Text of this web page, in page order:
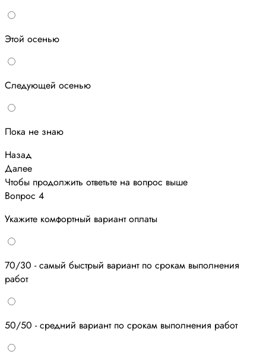
Этой осенью
Следующей осенью
Пока не знаю
Назад
Далее
Чтобы продолжить ответьте на вопрос выше
Вопрос 4
Укажите комфортный вариант оплаты
70/30 - самый быстрый вариант по срокам выполнения
работ
50/50 - средний вариант по срокам выполнения работ